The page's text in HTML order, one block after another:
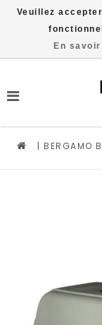
| BERGAMO
Veuillez
En